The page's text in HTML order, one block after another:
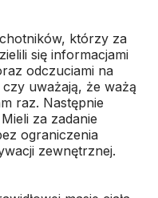
którzy za
się informacjami
odczuciami na
uważają, że ważą
raz. Następnie
za zadanie
ograniczenia
zewnętrznej.